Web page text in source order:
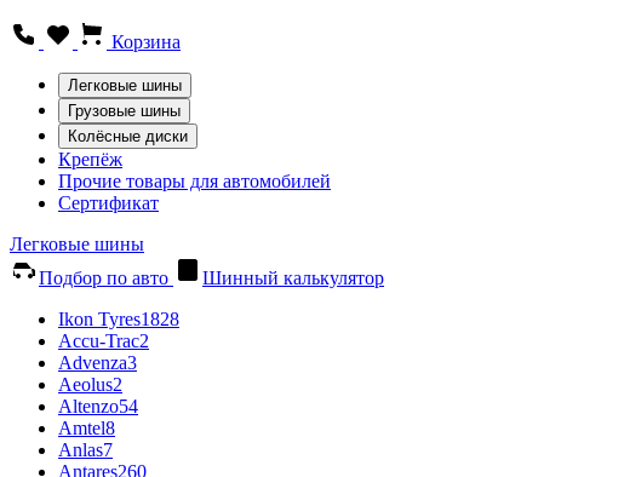
Корзина
Легковые шины
Грузовые шины
Колёсные диски
Крепёж
Прочие товары для автомобилей
Сертификат
Легковые шины
Подбор по авто
Шинный калькулятор
Ikon Tyres1828
Accu-Trac2
Advenza3
Aeolus2
Altenzo54
Amtel8
Anlas7
Antares260